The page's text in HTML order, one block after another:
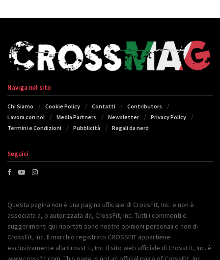
Naviga nel sito
Chi Siamo Cookie Policy Contatti
Contributors
Lavora con noi
Media Partners Newsletter
Privacy Policy
Termini e Condizioni
Pubblicità Regali da nerd
Seguici
Questa pagina non è una pagina ufficiale di CrossFit, Inc. e non è
associata a, o autorizzata da, CrossFit, Inc. Tutti i commenti e
suggerimenti qui riportati sono nostre opinioni personali e non di
CrossFit, Inc. Il marchio registrato CROSSFIT appartiene
esclusivamente alla CrossFit, Inc. Il sito web ufficiale di CrossFit, Inc. è